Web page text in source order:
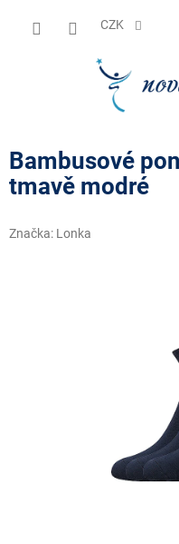
CZK
Bambusové
tmavě modré
Značka: Lonka